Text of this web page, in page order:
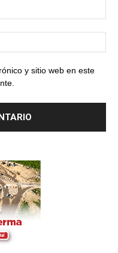
y sitio web en este